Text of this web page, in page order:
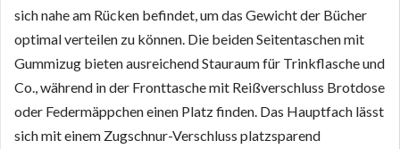
sich nahe am Rücken befindet, um das Gewicht der Bücher
optimal verteilen zu können. Die beiden Seitentaschen mit
Gummizug bieten ausreichend Stauraum für Trinkflasche und
Co., während in der Fronttasche mit Reißverschluss Brotdose
oder Federmäppchen einen Platz finden. Das Hauptfach lässt
sich mit einem Zugschnur-Verschluss platzsparend